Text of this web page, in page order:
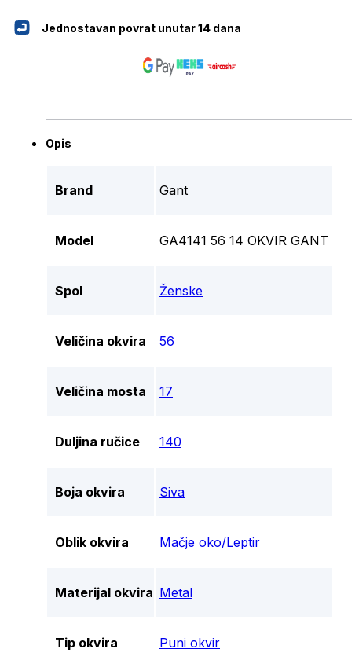
Jednostavan povrat unutar 14 dana
Opis
Brand Gant
Model GA4141 56 14 OKVIR GANT
Spol Ženske
Veličina okvira 56
Veličina mosta 17
Duljina ručice 140
Boja okvira Siva
Oblik okvira Mačje oko/Leptir
Materijal okvira Metal
Tip okvira Puni okvir